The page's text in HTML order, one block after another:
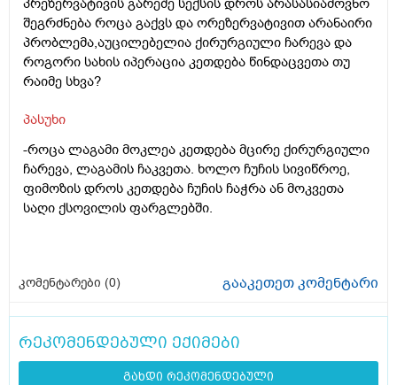
პრეზერვატივის გარეშე სექსის დროს არასასიამოვნო
შეგრძნება როცა გაქვს და ორეზერვატივით არანაირი
პრობლემა,აუცილებელია ქირურგიული ჩარევა და
როგორი სახის იპერაცია კეთდება წინდაცვეთა თუ
რაიმე სხვა?
პასუხი
-როცა ლაგამი მოკლეა კეთდება მცირე ქირურგიული
ჩარევა, ლაგამის ჩაკვეთა. ხოლო ჩუჩის სივიწროე,
ფიმოზის დროს კეთდება ჩუჩის ჩაჭრა ან მოკვეთა
საღი ქსოვილის ფარგლებში.
კომენტარები (0) გააკეთეთ კომენტარი
რეკომენდებული ექიმები
გახდი რეკომენდებული